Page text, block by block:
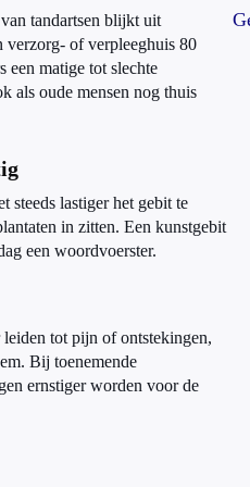
tandartsen blijkt uit
verzorg- of verpleeghuis 80
een matige tot slechte
als oude mensen nog thuis
steeds lastiger het gebit te
in zitten. Een kunstgebit
een woordvoerster.
tot pijn of ontstekingen,
Bij toenemende
ernstiger worden voor de